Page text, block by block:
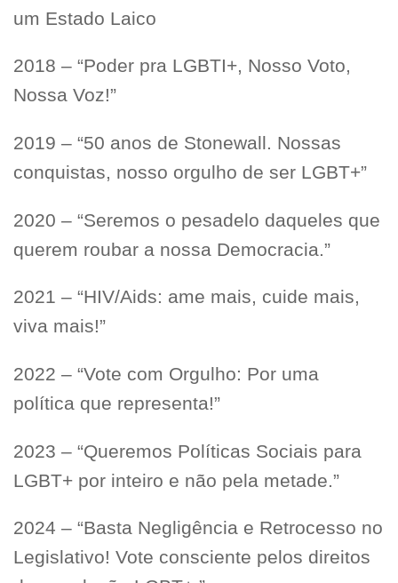
um Estado Laico
2018 – “Poder pra LGBTI+, Nosso Voto,
Nossa Voz!”
2019 – “50 anos de Stonewall. Nossas
conquistas, nosso orgulho de ser LGBT+”
2020 – “Seremos o pesadelo daqueles que
querem roubar a nossa Democracia.”
2021 – “HIV/Aids: ame mais, cuide mais,
viva mais!”
2022 – “Vote com Orgulho: Por uma
política que representa!”
2023 – “Queremos Políticas Sociais para
LGBT+ por inteiro e não pela metade.”
2024 – “Basta Negligência e Retrocesso no
Legislativo! Vote consciente pelos direitos